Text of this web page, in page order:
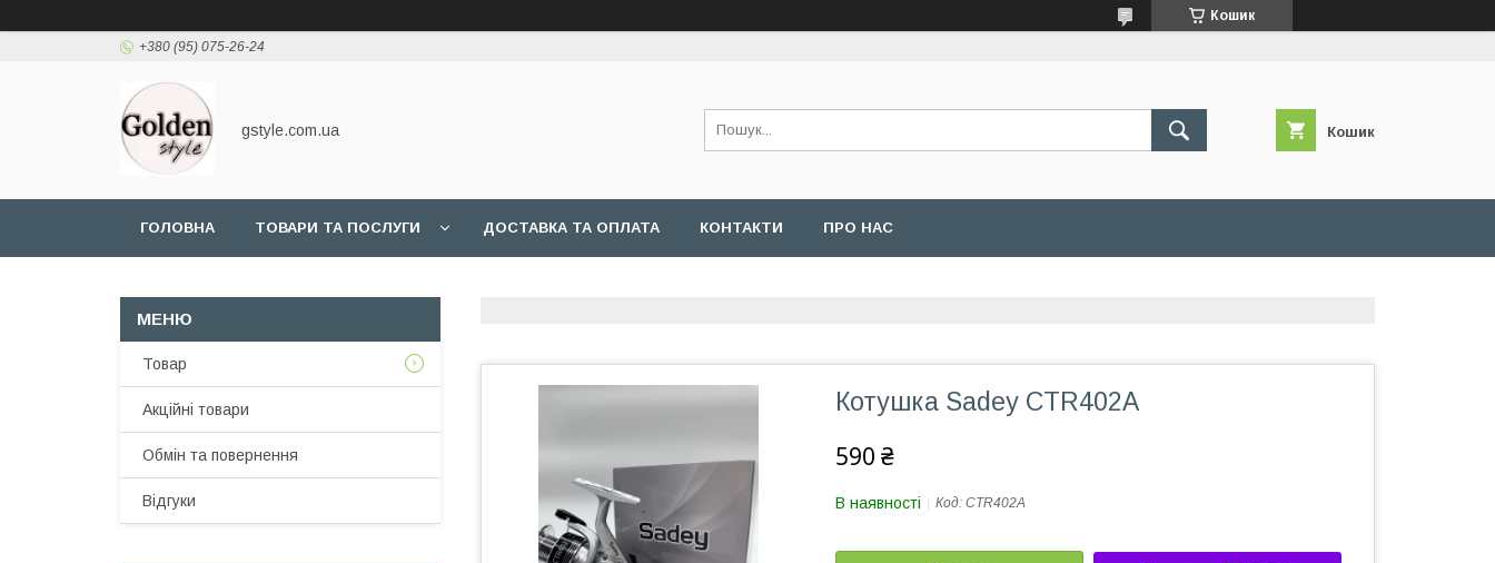
Кошик
+380 (95) 075-26-24
gstyle.com.ua Кошик
ГОЛОВНА ТОВАРИ ТА ПОСЛУГИ ДОСТАВКА ТА ОПЛАТА КОНТАКТИ ПРО НАС
Котушка Sadey CTR402A
590 ₴
В наявності Код: CTR402A
Товар
Акційні товари
Обмін та повернення
Відгуки